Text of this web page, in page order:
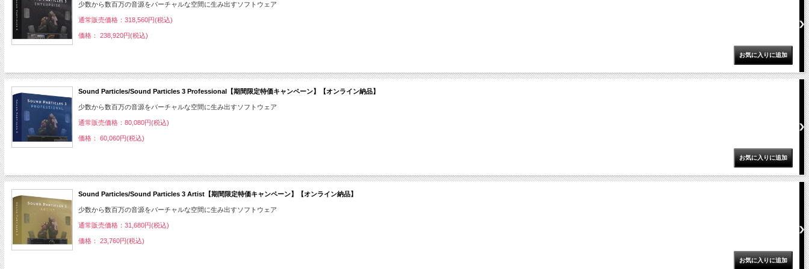
少数から数百万の音源をバーチャルな空間に生み出すソフトウェア
通常販売価格：318,560円(税込)
価格： 238,920円(税込)
Sound Particles/Sound Particles 3 Professional【期間限定特価キャンペーン】【オンライン納品】
少数から数百万の音源をバーチャルな空間に生み出すソフトウェア
通常販売価格：80,080円(税込)
価格： 60,060円(税込)
Sound Particles/Sound Particles 3 Artist【期間限定特価キャンペーン】【オンライン納品】
少数から数百万の音源をバーチャルな空間に生み出すソフトウェア
通常販売価格：31,680円(税込)
価格： 23,760円(税込)